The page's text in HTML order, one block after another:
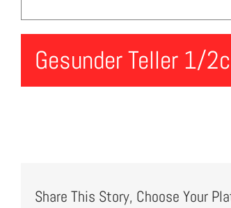
Gesunder Teller 1/2c
Share This Story, Choose Your